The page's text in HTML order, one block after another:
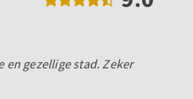
en gezellige stad. Zeker